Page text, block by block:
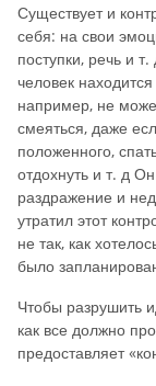
Существует и
себя: на свои
поступки, речь и
человек
например, не
смеяться, даже
положенного,
отдохнуть и т. д
раздражение и
утратил этот
не так, как
было
Чтобы разрушить
как все должно
предоставляет